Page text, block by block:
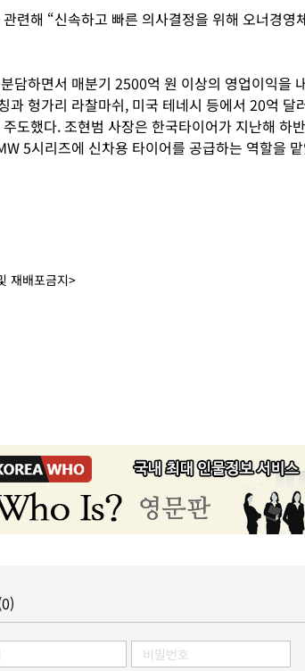
련해 “신속하고 빠른 의사결정을 위해 오너경영
담하면서 매분기 2500억 원 이상의 영업이익을
과 헝가리 라찰마쉬, 미국 테네시 등에서 20억 달
도했다. 조현범 사장은 한국타이어가 지난해 하
5시리즈에 신차용 타이어를 공급하는 역할을
재배포금지>